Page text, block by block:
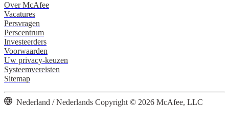
Over McAfee
Vacatures
Persvragen
Perscentrum
Investeerders
Voorwaarden
Uw privacy-keuzen
Systeemvereisten
Sitemap
Nederland / Nederlands Copyright © 2026 McAfee, LLC